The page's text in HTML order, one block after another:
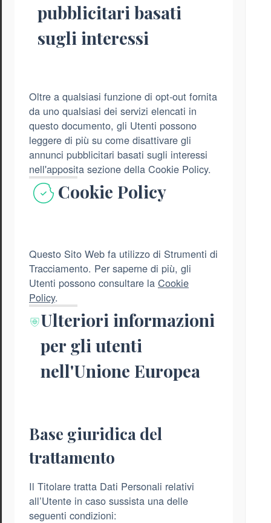
pubblicitari basati
sugli interessi
Oltre a qualsiasi funzione di opt-out fornita
da uno qualsiasi dei servizi elencati in
questo documento, gli Utenti possono
leggere di più su come disattivare gli
annunci pubblicitari basati sugli interessi
nell'apposita sezione della Cookie Policy.
Cookie Policy
Questo Sito Web fa utilizzo di Strumenti di
Tracciamento. Per saperne di più, gli
Utenti possono consultare la Cookie
Policy.
Ulteriori informazioni
per gli utenti
nell'Unione Europea
Base giuridica del
trattamento
Il Titolare tratta Dati Personali relativi
all’Utente in caso sussista una delle
seguenti condizioni: